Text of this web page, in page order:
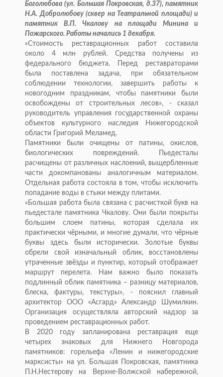
Боголюбова (ул. Большая Покровская, д.37), памятник
Н.А. Добролюбову (сквер на Театральной площади) и
памятник В.П. Чкалову на площади Минина и
Пожарского. Работы начались 1 декабря.
«Стоимость реставрационных работ составила
около 4 млн рублей. Средства получены из
федерального бюджета. Перед реставраторами
была поставлена задача, при обязательном
соблюдении технологии, завершить работы к
новогодним праздникам, чтобы памятники были
освобождены от строительных лесов», - сказал
руководитель управления государственной охраны
объектов культурного наследия Нижегородской
области Григорий Меламед.
Памятники были очищены от патины, окислов,
биологических повреждений. Пьедесталы
расчищены от различных наслоений, выщербленные
части докомпанованы аналогичным материалом.
Отдельная работа состояла в том, чтобы исключить
попадание воды в стыки между плитами.
«Большая работа была связана с расчисткой букв на
пьедестале памятника Чкалову. Они были покрыты
большим слоем патины, которая сделала их
практически чёрными, и многие думали, что чёрные
буквы здесь были исторически. Золотые буквы
обрели свой изначальный облик, восстановлены
утраченные звёзды и пунктир, который отображает
маршрут перелета. Нам важно было показать
подлинный облик памятника – разницу материалов,
блеска, фактуры, текстуры», - пояснил главный
архитектор ООО «Асгард» Александр Шумилкин.
Организация осуществляла авторский надзор за
проведением реставрационных работ.
В 2020 году запланирована реставрация еще
четырех знаковых для Нижнего Новгорода
памятников: горельефа «Ленин и нижегородские
марксисты» на ул. Большая Покровская, памятника
П.Н.Нестерову на Верхне-Волжской набережной,